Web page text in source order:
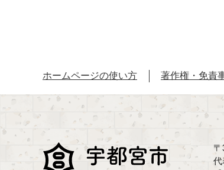
ホームページの使い方 著作権・免責
代